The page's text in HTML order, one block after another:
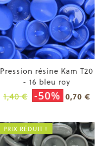
Pression résine Kam T20
- 16 bleu roy
1,40 € -50% 0,70 €
PRIX RÉDUIT !